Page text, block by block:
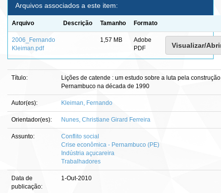
Arquivos associados a este item:
Arquivo Descrição Tamanho Formato
2006_Fernando
Kleiman.pdf
1,57 MB
Adobe
PDF
Visualizar/
Título:
Lições de catende : um estudo sobre a luta pela
Pernambuco na década de 1990
Autor(es): Kleiman, Fernando
Orientador(es): Nunes, Christiane Girard Ferreira
Assunto:
Conflito social
Crise econômica - Pernambuco (PE)
Indústria açucareira
Trabalhadores
Data de
publicação:
1-Out-2010